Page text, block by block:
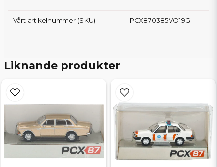
Vårt artikelnummer (SKU) PCX870385VO19G
Liknande produkter